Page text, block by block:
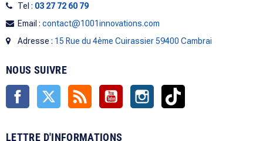
Tel : 03 27 72 60 79
Email : contact@1001innovations.com
Adresse : 15 Rue du 4ème Cuirassier 59400 Cambrai
NOUS SUIVRE
Facebook Twitter Rss YouTube Instagram
LETTRE D'INFORMATIONS